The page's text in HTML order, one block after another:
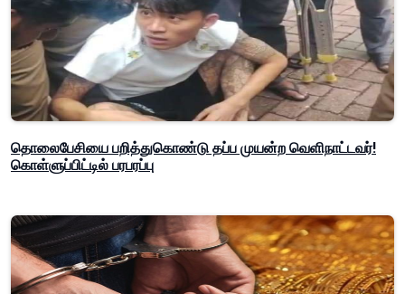
தொலைபேசியை பறித்துகொண்டு தப்ப முயன்ற வெளிநாட்டவர்!
கொள்ளுப்பிட்டில் பரபரப்பு